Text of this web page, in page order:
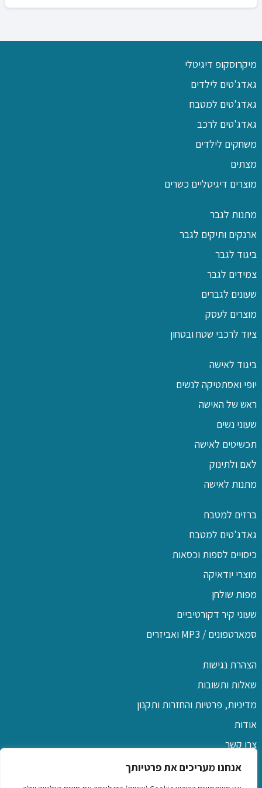
אנחנו מעריכים את פרטיותך
מיקרוסקופ דיגיטלי
גאדג'טים לילדים
גאדג'טים למטבח
גאדג'טים לרכב
משחקים לילדים
מצתים
מוצרים דיגיטליים כשרים
מתנות לגבר
ארנקים ותיקים לגבר
ביגוד לגבר
צמידים לגבר
שעונים לגברים
מוצרים לעסק
ציוד לרכבי שטח ובטחון
ביגוד לאישה
יופי ואסתטיקה לנשים
ראש של האישה
שעוני נשים
תכשיטים לאישה
לאם ולתינוק
מתנות לאישה
ברזים למטבח
גאדג'טים למטבח
כיסויים לספות וכסאות
מוצרי יודאיקה
מפות שולחן
שעוני קיר דקורטיביים
סמארטפונים / MP3 ואביזרים
הצהרת נגישות
שאלות ותשובות
מדיניות, פרטיות והחזרות ותקנון
אודות
צרו קשר